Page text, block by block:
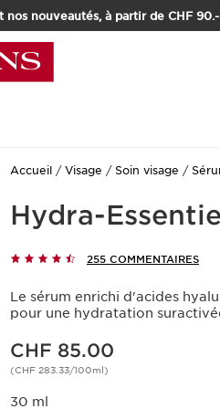
nouveautés, à partir de CHF 90.-
Accueil Visage Soin visage
Hydra-
255 COMMENTAIRES
Le sérum enrichi d'acides
pour une hydratation
Nouveau prix CHF 85.00
CHF 85.00
(CHF 283.33/100ml)
30 ml